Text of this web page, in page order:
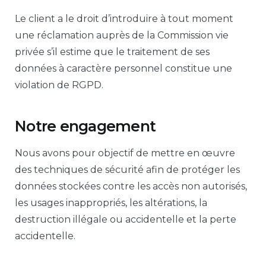
Le client a le droit d’introduire à tout moment
une réclamation auprès de la Commission vie
privée s’il estime que le traitement de ses
données à caractère personnel constitue une
violation de RGPD.
Notre engagement
Nous avons pour objectif de mettre en œuvre
des techniques de sécurité afin de protéger les
données stockées contre les accès non autorisés,
les usages inappropriés, les altérations, la
destruction illégale ou accidentelle et la perte
accidentelle.